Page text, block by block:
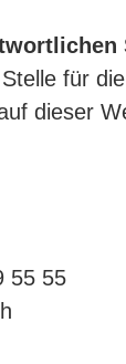
für die
dieser
55 55